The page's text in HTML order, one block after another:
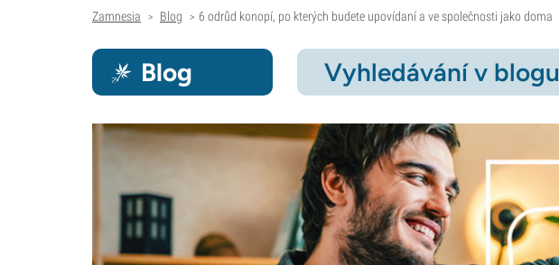
Zamnesia > Blog > 6 odrůd konopí, po kterých budete upovídaní a ve společnosti jako doma
Blog Vyhledávání v blogu